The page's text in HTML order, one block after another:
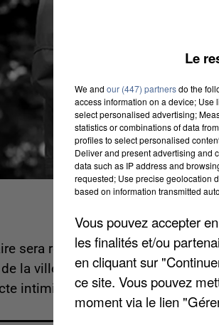
sera rendu mercredi à 14h30
la ville de 1977 à 1997, mort
intimité à l'ancien cimetière de
Le
We and our (447) partnersdo the
access information on a device;
select personalised advertising;
statistics or combinations of data
profiles to select personalised
Deliver and present advertising and
data such as IP address and
requested; Use precise geolocation
based on information transmitted
Vous pouvez accepter
les finalités et/ou
en cliquant sur
ce site. Vous pouvez
moment via le lien